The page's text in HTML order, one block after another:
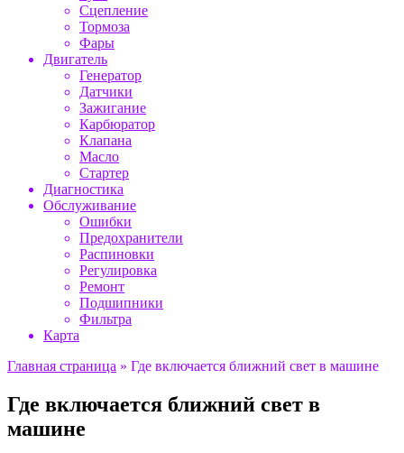
Сцепление
Тормоза
Фары
Двигатель
Генератор
Датчики
Зажигание
Карбюратор
Клапана
Масло
Стартер
Диагностика
Обслуживание
Ошибки
Предохранители
Распиновки
Регулировка
Ремонт
Подшипники
Фильтра
Карта
Главная страница » Где включается ближний свет в машине
Где включается ближний свет в
машине